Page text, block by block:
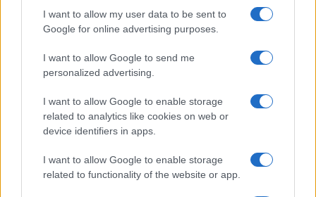
I want to allow my user data to be sent to
Google for online advertising purposes.
I want to allow Google to send me
personalized advertising.
I want to allow Google to enable storage
related to analytics like cookies on web or
device identifiers in apps.
I want to allow Google to enable storage
related to functionality of the website or app.
– írta Netanjahu az X-en.
Így kell ezt: Erélyesen kergették el a
terrorsimogatókat a hollandiai
keresztények